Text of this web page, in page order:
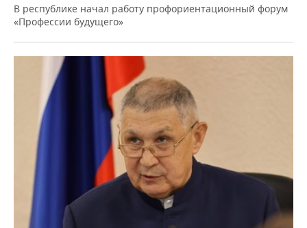
В республике начал работу профориентационный форум
«Профессии будущего»